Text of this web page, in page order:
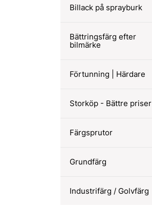
Billack på sprayburk
Bättringsfärg efter
bilmärke
Förtunning | Härdare
Storköp - Bättre priser
Färgsprutor
Grundfärg
Industrifärg / Golvfärg